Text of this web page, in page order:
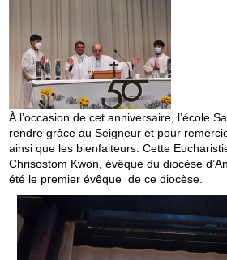
À l’occasion de cet anniversaire, l’école
rendre grâce au Seigneur et pour
ainsi que les bienfaiteurs. Cette
Chrisostom Kwon, évêque du diocèse
été le premier évêque de ce diocèse.